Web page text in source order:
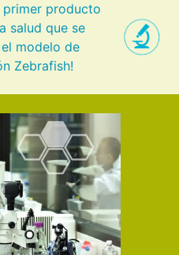
primer producto
salud que se
modelo de
Zebrafish!